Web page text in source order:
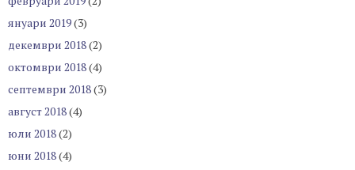
януари 2019(3)
декември 2018(2)
октомври 2018(4)
септември 2018(3)
август 2018(4)
юли 2018(2)
юни 2018(4)